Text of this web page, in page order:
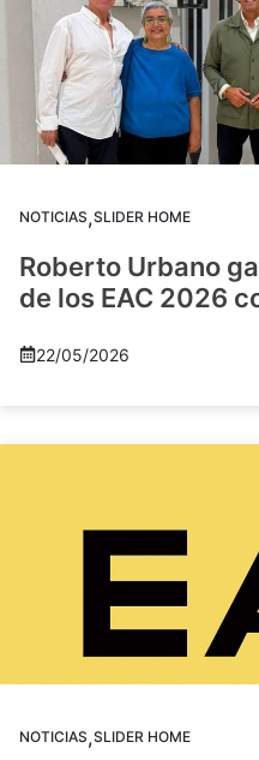
NOTICIAS,SLIDER HOME
Roberto Urbano
de los EAC 2026
22/05/2026
NOTICIAS,SLIDER HOME